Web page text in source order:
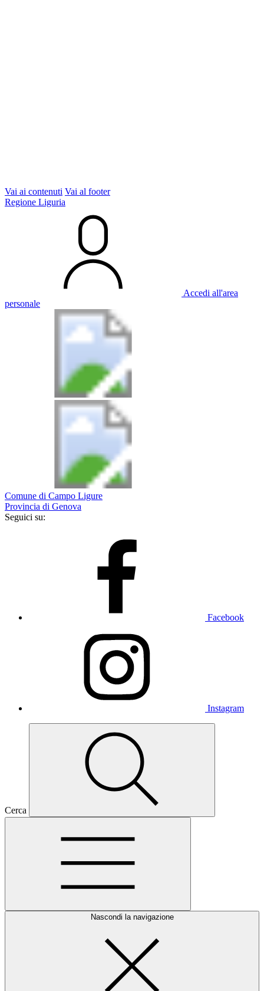
Vai ai contenuti Vai al footer
Regione Liguria
Accedi all'area
personale
Comune di Campo Ligure
Provincia di Genova
Seguici su:
Facebook
Instagram
Cerca
Nascondi la navigazione